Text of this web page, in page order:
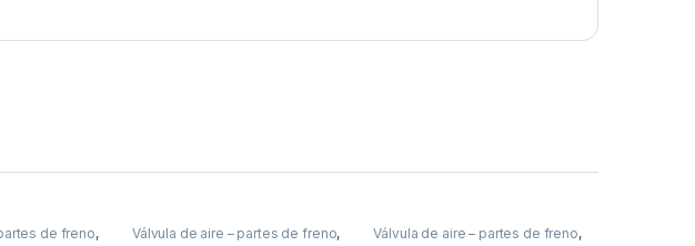
de freno,
Válvula de aire – partes de freno,
Válvula de aire – partes de freno,